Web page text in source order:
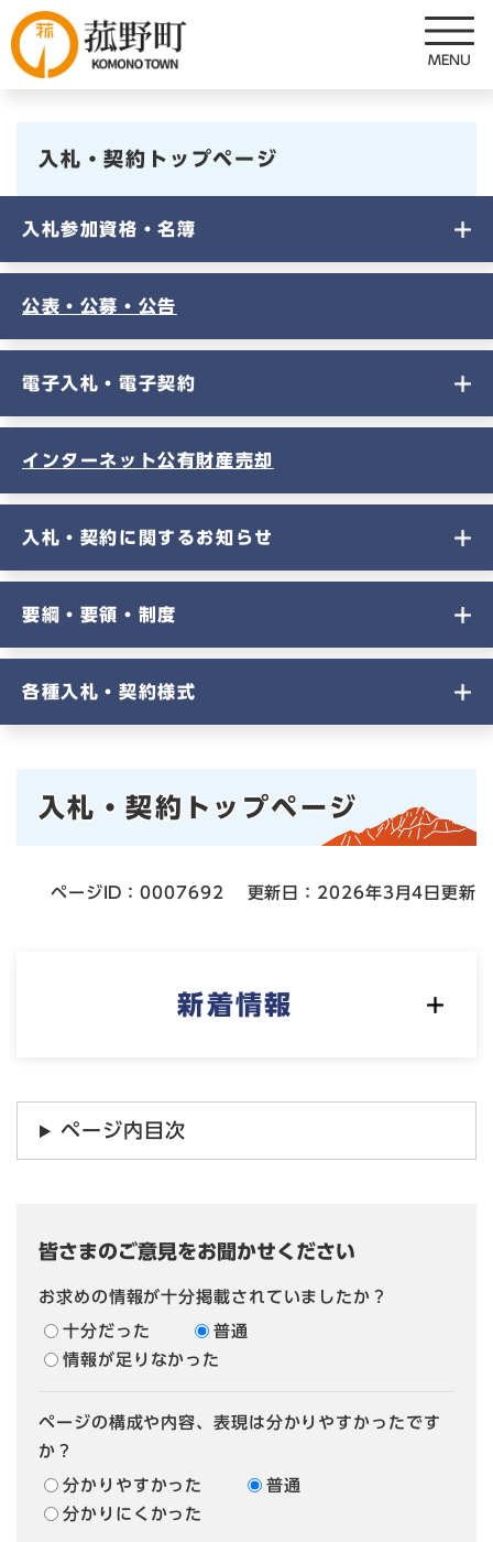
ー
ジ
す
入札・契約トップページ
入札参加資格・名簿
公表・公募・公告
電子入札・電子契約
インターネット公有財産売却
入札・契約に関するお知らせ
要綱・要領・制度
各種入札・契約様式
入札・契約トップページ
ページID：0007692 更新日：2026年3月4日更新
新着情報
ページ内目次
皆さまのご意見をお聞かせください
お求めの情報が十分掲載されていましたか？
十分だった
普通
情報が足りなかった
ページの構成や内容、表現は分かりやすかったです
か？
分かりやすかった
普通
分かりにくかった